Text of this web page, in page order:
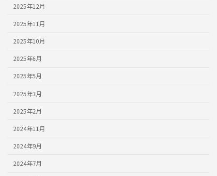
2025年12月
2025年11月
2025年10月
2025年6月
2025年5月
2025年3月
2025年2月
2024年11月
2024年9月
2024年7月